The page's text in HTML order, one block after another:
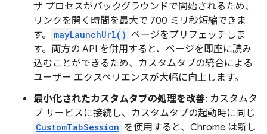
ザ プロセスがバックグラウンドで開始されるため、
リンクを開く時間を最大で 700 ミリ秒短縮できま
す。
mayLaunchUrl() ページをプリフェッチしま
す。両方の API を併用すると、ページを即座に読み
込むことができるため、カスタムタブの統合による
ユーザー エクスペリエンスが大幅に向上します。
最小化されたカスタムタブの処理を改善: カスタムタ
ブ サービスに接続し、カスタムタブの起動時に同じ
CustomTabSession を使用すると、Chrome は新し